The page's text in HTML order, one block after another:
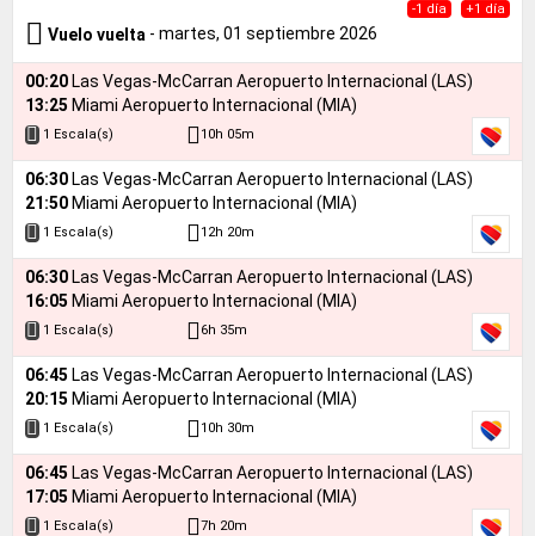
-1 día +1 día
Vuelo vuelta - martes, 01 septiembre 2026
00:20 Las Vegas-McCarran Aeropuerto Internacional (LAS)
13:25 Miami Aeropuerto Internacional (MIA)
1 Escala(s) 10h 05m
06:30 Las Vegas-McCarran Aeropuerto Internacional (LAS)
21:50 Miami Aeropuerto Internacional (MIA)
1 Escala(s) 12h 20m
06:30 Las Vegas-McCarran Aeropuerto Internacional (LAS)
16:05 Miami Aeropuerto Internacional (MIA)
1 Escala(s) 6h 35m
06:45 Las Vegas-McCarran Aeropuerto Internacional (LAS)
20:15 Miami Aeropuerto Internacional (MIA)
1 Escala(s) 10h 30m
06:45 Las Vegas-McCarran Aeropuerto Internacional (LAS)
17:05 Miami Aeropuerto Internacional (MIA)
1 Escala(s) 7h 20m